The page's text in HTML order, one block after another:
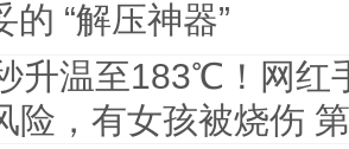
的 “解压神器”